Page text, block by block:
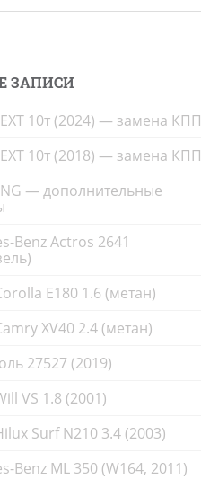
ЗАПИСИ
10т (2024) — замена КПП
10т (2018) — замена КПП
— дополнительные
Benz Actros 2641
E180 1.6 (метан)
XV40 2.4 (метан)
27527 (2019)
VS 1.8 (2001)
Surf N210 3.4 (2003)
Benz ML 350 (W164, 2011)